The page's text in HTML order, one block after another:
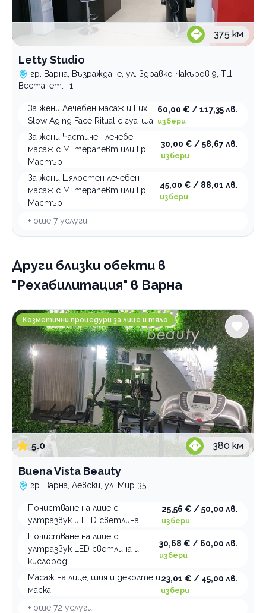
375 км
Letty Studio
гр. Варна, Възраждане, ул. Здравко Чакъров 9, ТЦ
Веста, ет. -1
За жени Лечебен масаж и Lux
Slow Aging Face Ritual с гуа-ша
60,00 € / 117,35 лв.
избери
За жени Частичен лечебен
масаж с М. терапевт или Гр.
Мастър
30,00 € / 58,67 лв.
избери
За жени Цялостен лечебен
масаж с М. терапевт или Гр.
Мастър
45,00 € / 88,01 лв.
избери
+ още 7 услуги
Други близки обекти в
"Рехабилитация" в Варна
Buena Vista Beauty
Козметични процедури за лице и тяло
5.0 380 км
Buena Vista Beauty
гр. Варна, Левски, ул. Мир 35
Почистване на лице с
ултразвук и LED светлина
25,56 € / 50,00 лв.
избери
Почистване на лице с
ултразвук LED светлина и
кислород
30,68 € / 60,00 лв.
избери
Масаж на лице, шия и деколте и
маска
23,01 € / 45,00 лв.
избери
+ още 72 услуги
Стара Загора
Велинград
Услуги
Здравни масажи
лимфен дренаж
oстеопатичен масаж
лечебни масажи
Кинезитерапия
кинезиология
кинезиотейпинг
преглед и консултация
програми и терапии
Лечебна гимнастика
изправителна гимнастика
Рехабилитатор
лечение
Физиотерапия
вторичен преглед
програми и терапии
Ортодонтия
Грижи за възрастни хора
Интравенозни терапии
Логопедични услуги
Имплантолог
Холистична и алтернативна медицина
Лаборатории
Медицински услуги
Рехабилитация
Стоматологични услуги
По домовете